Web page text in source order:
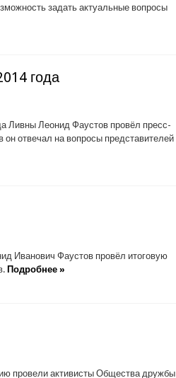
задать актуальные вопросы
года
Ливны Леонид Фаустов провёл пресс-
отвечал на вопросы представителей
Иванович Фаустов провёл итоговую
Подробнее »
провели активисты Общества дружбы